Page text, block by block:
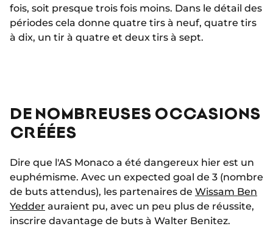
fois, soit presque trois fois moins. Dans le détail des
périodes cela donne quatre tirs à neuf, quatre tirs
à dix, un tir à quatre et deux tirs à sept.
DE NOMBREUSES OCCASIONS
CRÉÉES
Dire que l'AS Monaco a été dangereux hier est un
euphémisme. Avec un expected goal de 3 (nombre
de buts attendus), les partenaires de Wissam Ben
Yedder auraient pu, avec un peu plus de réussite,
inscrire davantage de buts à Walter Benitez.